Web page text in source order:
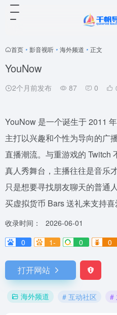
首页 • 影音视听 • 海外频道 • 正文
YouNow
2个月前发布 87 0
YouNow 是一个诞生于 2011
主打以兴趣和个性为导向的广
直播潮流。与重游戏的 Twitch
真人秀舞台，主播往往是音乐
只是想要寻找朋友聊天的普通
买虚拟货币 Bars 送礼来支持
收录时间：
2026-06-01
0
1- 0 0
打开网站
海外频道 # 互动社区 #